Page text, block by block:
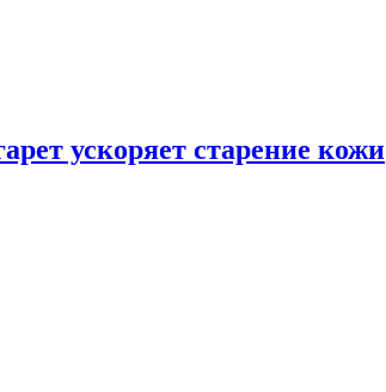
ускоряет старение кожи